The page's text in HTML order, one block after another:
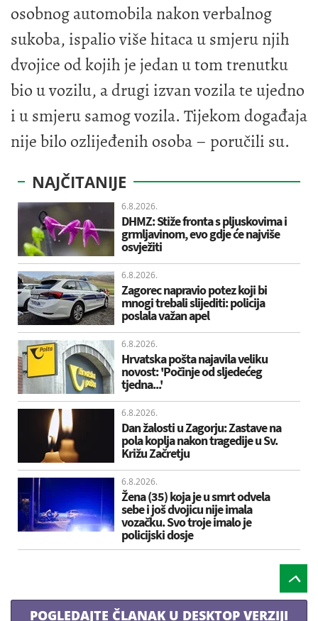
osobnog automobila nakon verbalnog
sukoba, ispalio više hitaca u smjeru njih
dvojice od kojih je jedan u tom trenutku
bio u vozilu, a drugi izvan vozila te ujedno
i u smjeru samog vozila. Tijekom događaja
nije bilo ozlijeđenih osoba – poručili su.
NAJČITANIJE
6.8.2026.
DHMZ: Stiže fronta s pljuskovima i
grmljavinom, evo gdje će najviše
osvježiti
6.8.2026.
Zagorec napravio potez koji bi
mnogi trebali slijediti: policija
poslala važan apel
6.8.2026.
Hrvatska pošta najavila veliku
novost: 'Počinje od sljedećeg
tjedna...'
6.8.2026.
Dan žalosti u Zagorju: Zastave na
pola koplja nakon tragedije u Sv.
Križu Začretju
6.8.2026.
Žena (35) koja je u smrt odvela
sebe i još dvojicu nije imala
vozačku. Svo troje imalo je
policijski dosje
POGLEDAJTE ČLANAK U DESKTOP VERZIJI